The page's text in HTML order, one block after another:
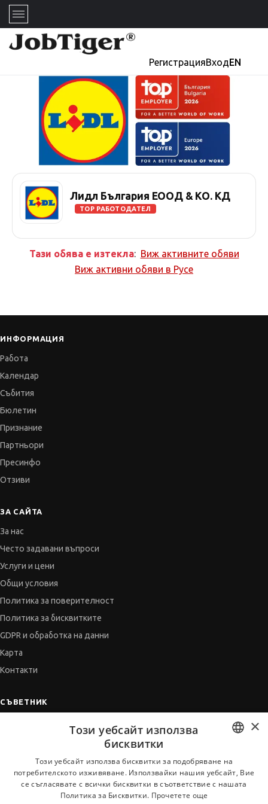
РегистрацияВходEN
Лидл България ЕООД & КО. КД
TOP РАБОТОДАТЕЛ
Тази обява е изтекла: Виж активните обяви
Виж активни обяви в Русе
ИНФОРМАЦИЯ
Работа
Календар
Събития
Бюлетин
Признание
Партньори
Пресинфо
Отзиви
ЗА САЙТА
За нас
Често задавани въпроси
Услуги и цени
Общи условия
Политика за поверителност
Политика за бисквитките
GDPR и обработка на данни
Карта
Контакти
СЪВЕТНИК
Когато получим оферта
BULGARIAN
ENGLISH
×
Този уебсайт използва
бисквитки
Този уебсайт използва бисквитки за подобряване на
потребителското изживяване. Използвайки нашия уебсайт, Вие
се съгласявате с всички бисквитки в съответствие с нашата
Политика за Бисквитки. Прочетете още